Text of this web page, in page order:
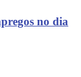
no dia